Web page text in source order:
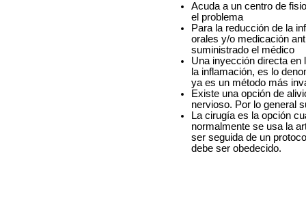
Acuda a un centro de
el problema
Para la reducción de la
orales y/o medicación
suministrado el médico
Una inyección directa en
la inflamación, es lo
ya es un método más
Existe una opción de
nervioso. Por lo general
La cirugía es la opción
normalmente se usa la
ser seguida de un
debe ser obedecido.